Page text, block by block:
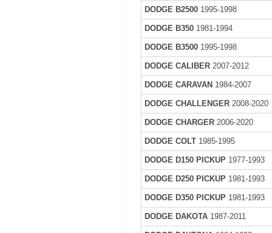
DODGE B2500 1995-1998
DODGE B350 1981-1994
DODGE B3500 1995-1998
DODGE CALIBER 2007-2012
DODGE CARAVAN 1984-2007
DODGE CHALLENGER 2008-2020
DODGE CHARGER 2006-2020
DODGE COLT 1985-1995
DODGE D150 PICKUP 1977-1993
DODGE D250 PICKUP 1981-1993
DODGE D350 PICKUP 1981-1993
DODGE DAKOTA 1987-2011